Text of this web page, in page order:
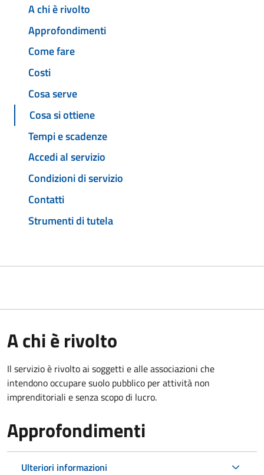
A chi è rivolto
Approfondimenti
Come fare
Costi
Cosa serve
Cosa si ottiene
Tempi e scadenze
Accedi al servizio
Condizioni di servizio
Contatti
Strumenti di tutela
A chi è rivolto
Il servizio è rivolto ai soggetti e alle associazioni che
intendono occupare suolo pubblico per attività non
imprenditoriali e senza scopo di lucro.
Approfondimenti
Ulteriori informazioni